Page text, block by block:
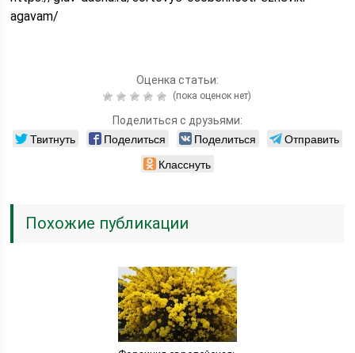
agavam/
Оценка статьи:
(пока оценок нет)
Поделиться с друзьями:
Твитнуть Поделиться Поделиться
Отправить
Класснуть
Похожие публикации